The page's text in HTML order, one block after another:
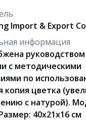
Import & Export
информация
с методическими
по
копия цветка
с натурой).
40х21х16 см